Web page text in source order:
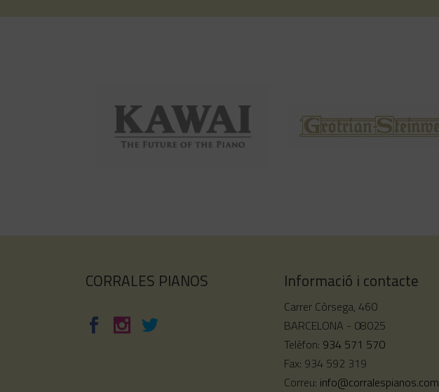
CORRALES PIANOS Informació i contacte
Carrer Còrsega, 460
BARCELONA - 08025
Telèfon: 934 571 570
Fax: 934 592 319
Correu: info@corralespianos.com